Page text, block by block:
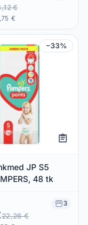
€
€
−33%
JP S5
48 tk
3
22,26 €